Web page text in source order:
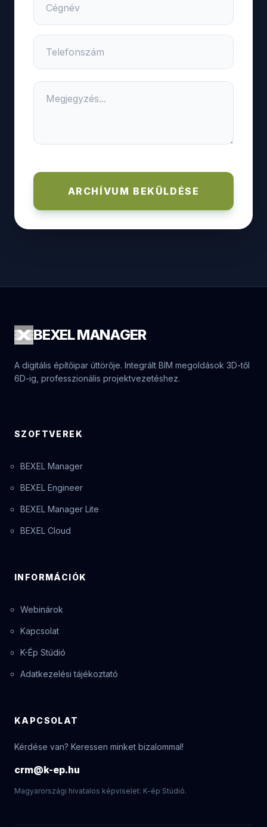
ARCHÍVUM BEKÜLDÉSE
BEXELMANAGER
A digitális építőipar úttörője. Integrált BIM megoldások 3D-től
6D-ig, professzionális projektvezetéshez.
SZOFTVEREK
BEXEL Manager
BEXEL Engineer
BEXEL Manager Lite
BEXEL Cloud
INFORMÁCIÓK
Webinárok
Kapcsolat
K-Ép Stúdió
Adatkezelési tájékoztató
KAPCSOLAT
Kérdése van? Keressen minket bizalommal!
crm@k-ep.hu
Magyarországi hivatalos képviselet: K-ép Stúdió.